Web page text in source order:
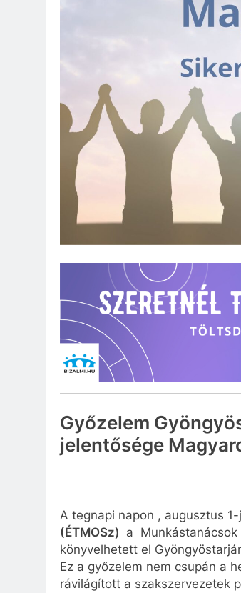
Győzelem
jelentősége
A tegnapi napon , augusztus
(ÉTMOSz) a Munkástanácsok
könyvelhetett el
Ez a győzelem nem csupán a
rávilágított a szakszervezetek